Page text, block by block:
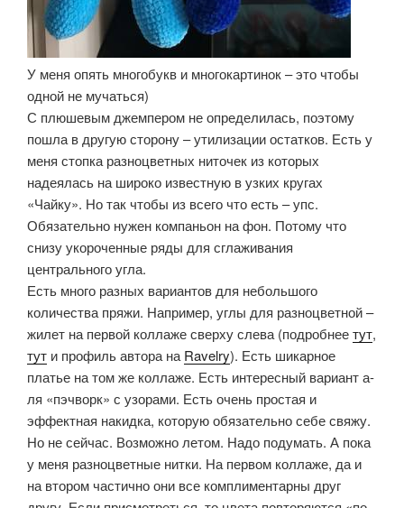
У меня опять многобукв и многокартинок – это чтобы
одной не мучаться)
С плюшевым джемпером не определилась, поэтому
пошла в другую сторону – утилизации остатков. Есть у
меня стопка разноцветных ниточек из которых
надеялась на широко известную в узких кругах
«Чайку». Но так чтобы из всего что есть – упс.
Обязательно нужен компаньон на фон. Потому что
снизу укороченные ряды для сглаживания
центрального угла.
Есть много разных вариантов для небольшого
количества пряжи. Например, углы для разноцветной –
жилет на первой коллаже сверху слева (подробнеетут,
тут и профиль автора на Ravelry). Есть шикарное
платье на том же коллаже. Есть интересный вариант а-
ля «пэчворк» с узорами. Есть очень простая и
эффектная накидка, которую обязательно себе свяжу.
Но не сейчас. Возможно летом. Надо подумать. А пока
у меня разноцветные нитки. На первом коллаже, да и
на втором частично они все комплиментарны друг